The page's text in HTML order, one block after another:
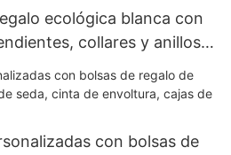
ecológica blanca con
collares y anillos.
con bolsas de